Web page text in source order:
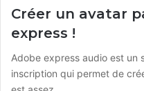
Créer un avatar
express !
Adobe express audio est un
inscription qui permet de